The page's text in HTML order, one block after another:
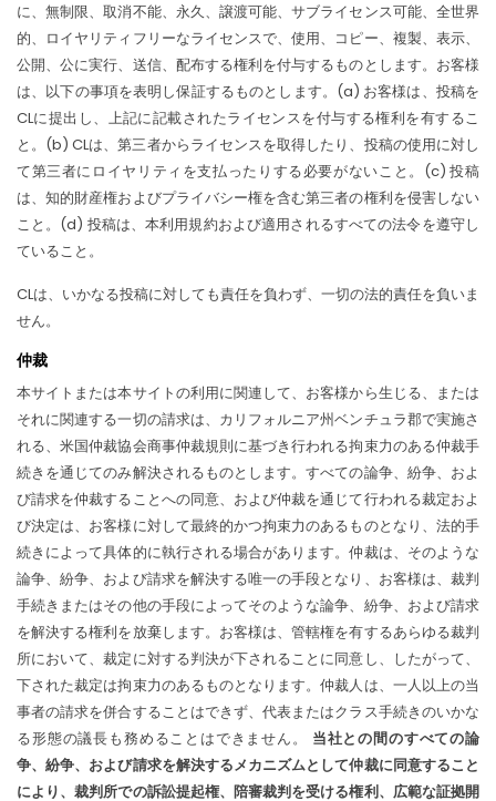
に、無制限、取消不能、永久、譲渡可能、サブライセンス可能、全世界
的、ロイヤリティフリーなライセンスで、使用、コピー、複製、表示、
公開、公に実行、送信、配布する権利を付与するものとします。お客様
は、以下の事項を表明し保証するものとします。(a) お客様は、投稿を
CLに提出し、上記に記載されたライセンスを付与する権利を有するこ
と。(b) CLは、第三者からライセンスを取得したり、投稿の使用に対し
て第三者にロイヤリティを支払ったりする必要がないこと。(c) 投稿
は、知的財産権およびプライバシー権を含む第三者の権利を侵害しない
こと。(d) 投稿は、本利用規約および適用されるすべての法令を遵守し
ていること。
CLは、いかなる投稿に対しても責任を負わず、一切の法的責任を負いま
せん。
仲裁
本サイトまたは本サイトの利用に関連して、お客様から生じる、または
それに関連する一切の請求は、カリフォルニア州ベンチュラ郡で実施さ
れる、米国仲裁協会商事仲裁規則に基づき行われる拘束力のある仲裁手
続きを通じてのみ解決されるものとします。すべての論争、紛争、およ
び請求を仲裁することへの同意、および仲裁を通じて行われる裁定およ
び決定は、お客様に対して最終的かつ拘束力のあるものとなり、法的手
続きによって具体的に執行される場合があります。仲裁は、そのような
論争、紛争、および請求を解決する唯一の手段となり、お客様は、裁判
手続きまたはその他の手段によってそのような論争、紛争、および請求
を解決する権利を放棄します。お客様は、管轄権を有するあらゆる裁判
所において、裁定に対する判決が下されることに同意し、したがって、
下された裁定は拘束力のあるものとなります。仲裁人は、一人以上の当
事者の請求を併合することはできず、代表またはクラス手続きのいかな
る形態の議長も務めることはできません。 当社との間のすべての論
争、紛争、および請求を解決するメカニズムとして仲裁に同意すること
により、裁判所での訴訟提起権、陪審裁判を受ける権利、広範な証拠開